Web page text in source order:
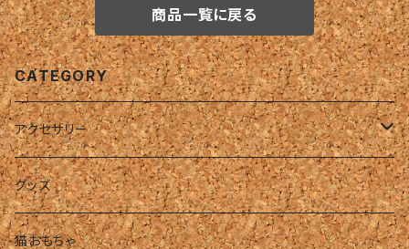
商品一覧に戻る
CATEGORY
アクセサリー
リング
ピアス・イヤリング
グッズ
猫おもちゃ